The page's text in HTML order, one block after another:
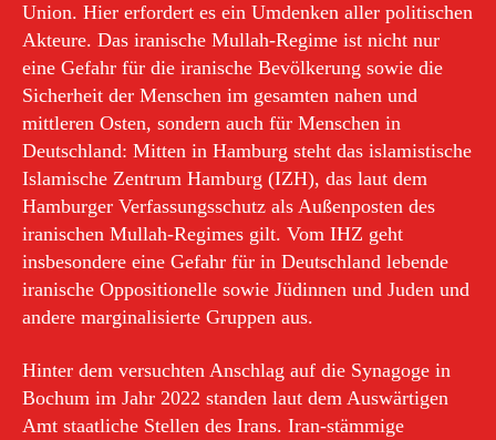
Union. Hier erfordert es ein Umdenken aller politischen
Akteure. Das iranische Mullah-Regime ist nicht nur
eine Gefahr für die iranische Bevölkerung sowie die
Sicherheit der Menschen im gesamten nahen und
mittleren Osten, sondern auch für Menschen in
Deutschland: Mitten in Hamburg steht das islamistische
Islamische Zentrum Hamburg (IZH), das laut dem
Hamburger Verfassungsschutz als Außenposten des
iranischen Mullah-Regimes gilt. Vom IHZ geht
insbesondere eine Gefahr für in Deutschland lebende
iranische Oppositionelle sowie Jüdinnen und Juden und
andere marginalisierte Gruppen aus.
Hinter dem versuchten Anschlag auf die Synagoge in
Bochum im Jahr 2022 standen laut dem Auswärtigen
Amt staatliche Stellen des Irans. Iran-stämmige